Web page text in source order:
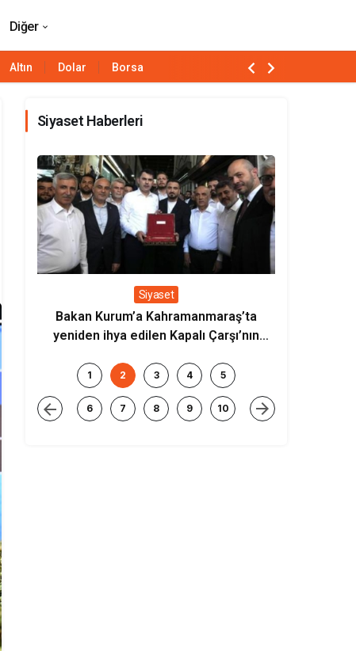
Diğer
Altın Dolar Borsa
Siyaset Haberleri
Siyaset
Bakan Kurum’a Kahramanmaraş’ta
yeniden ihya edilen Kapalı Çarşı’nın
1 2 3 4 5
6 7 8 9 10